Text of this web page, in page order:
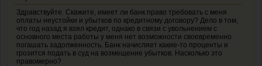
Здравствуйте. Скажите, имеет ли банк право требовать с меня
оплаты неустойки и убытков по кредитному договору? Дело в том,
что год назад я взял кредит, однако в связи с увольнением с
основного места работы у меня нет возможности своевременно
погашать задолженность. Банк начисляет какие-то проценты и
грозится подать в суд на возмещение убытков. Насколько это
правомерно?